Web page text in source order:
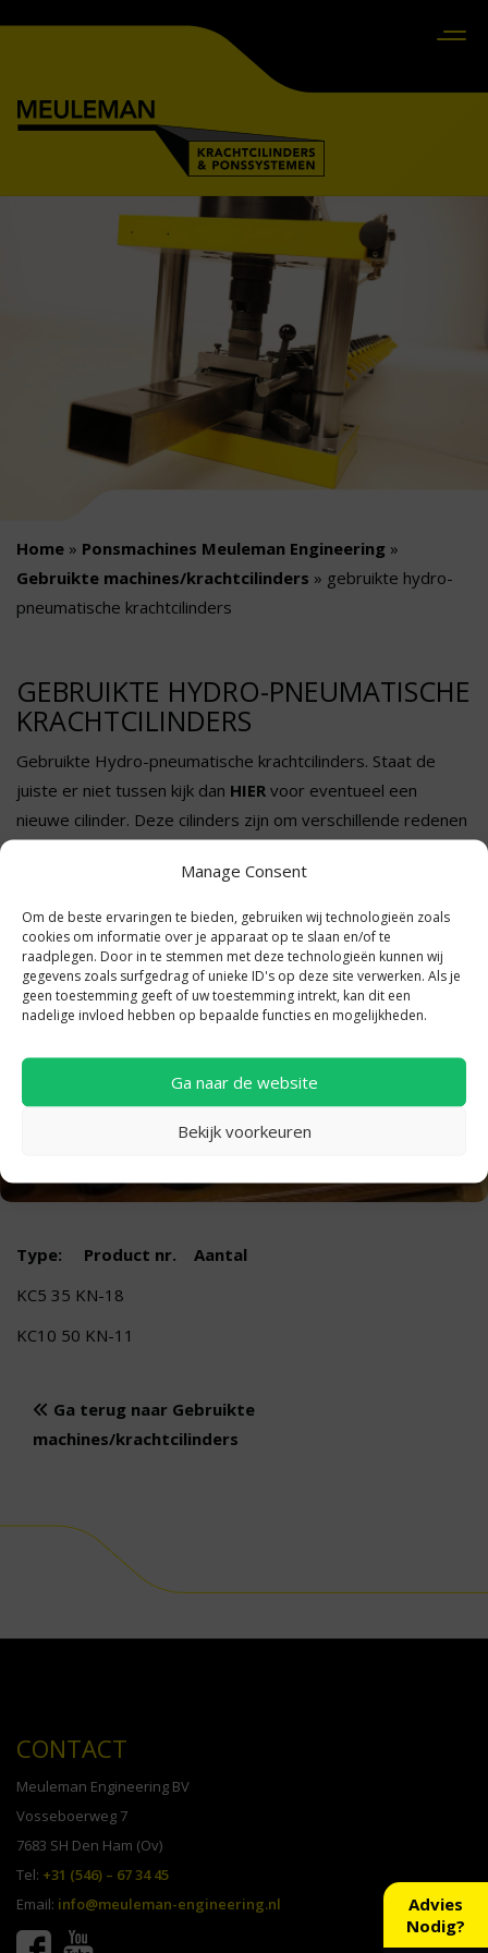
Manage Consent
Om de beste ervaringen te bieden, gebruiken wij technologieën zoals
cookies om informatie over je apparaat op te slaan en/of te
raadplegen. Door in te stemmen met deze technologieën kunnen wij
gegevens zoals surfgedrag of unieke ID's op deze site verwerken. Als je
geen toestemming geeft of uw toestemming intrekt, kan dit een
nadelige invloed hebben op bepaalde functies en mogelijkheden.
Ga naar de website
Bekijk voorkeuren
Advies
Nodig?
Home » Ponsmachines Meuleman Engineering »
Gebruikte machines/krachtcilinders » gebruikte hydro-
pneumatische krachtcilinders
GEBRUIKTE HYDRO-PNEUMATISCHE
KRACHTCILINDERS
Gebruikte Hydro-pneumatische krachtcilinders. Staat de
juiste er niet tussen kijk dan HIER voor eventueel een
nieuwe cilinder. Deze cilinders zijn om verschillende redenen
Type: Product nr. Aantal
KC5 35 KN-18
KC10 50 KN-11
Ga terug naar Gebruikte
machines/krachtcilinders
CONTACT
Meuleman Engineering BV
Vosseboerweg 7
7683 SH Den Ham (Ov)
Tel: +31 (546) – 67 34 45
Email: info@meuleman-engineering.nl